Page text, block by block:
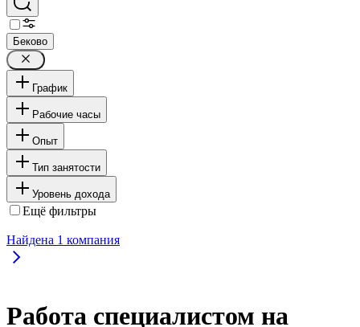
Беково
График
Рабочие часы
Опыт
Тип занятости
Уровень дохода
Ещё фильтры
Найдена 1 компания
Работа специалистом на